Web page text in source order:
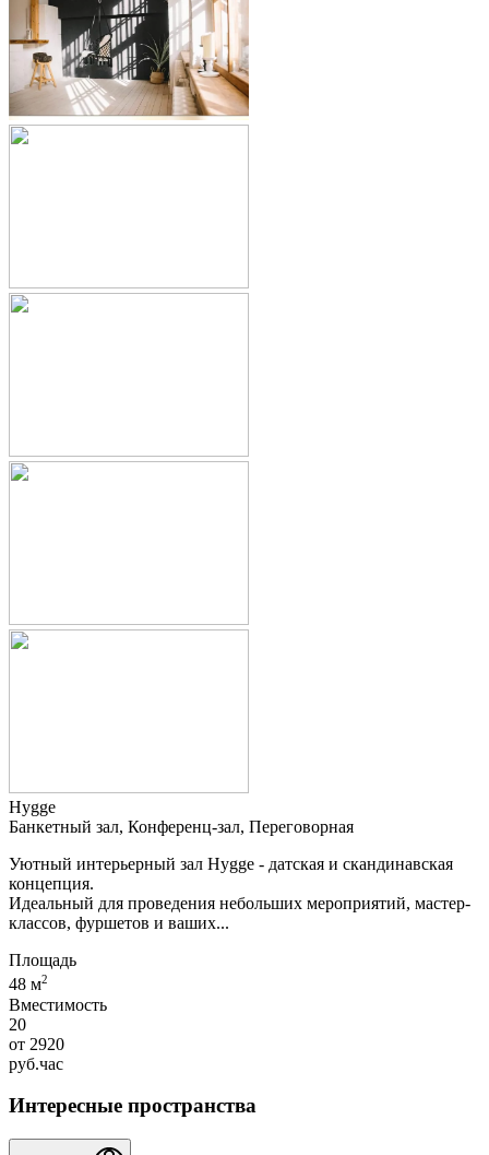
Hygge
Банкетный зал, Конференц-зал, Переговорная
Уютный интерьерный зал Hygge - датская и скандинавская
концепция.
Идеальный для проведения небольших мероприятий, мастер-
классов, фуршетов и ваших...
Площадь
48 м2
Вместимость
20
от 2920
руб.час
Интересные пространства